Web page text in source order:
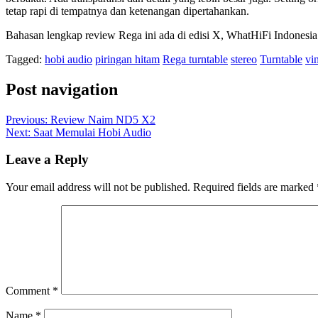
tetap rapi di tempatnya dan ketenangan dipertahankan.
Bahasan lengkap review Rega ini ada di edisi X, WhatHiFi Indonesia
Tagged: hobi audio piringan hitam Rega turntable stereo Turntable
Post navigation
Previous: Review Naim ND5 X2
Next: Saat Memulai Hobi Audio
Leave a Reply
Your email address will not be published. Required fields are marked
Comment *